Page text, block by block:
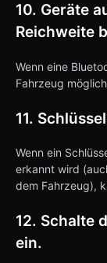
10. Geräte
Reichweite
Wenn eine
Fahrzeug
11.
Wenn ein
erkannt wird
dem Fahrzeug),
12. Schalte
ein.